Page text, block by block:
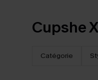
Cupshe
Catégorie